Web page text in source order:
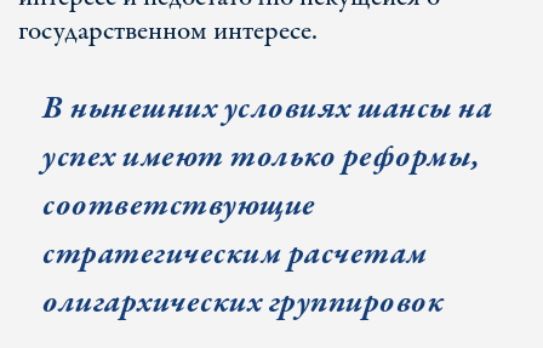
государственном интересе.
В нынешних условиях шансы на
успех имеют только реформы,
соответствующие
стратегическим расчетам
олигархических группировок